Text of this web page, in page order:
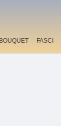
BOUQUET FASCI